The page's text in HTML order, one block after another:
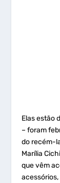
Elas estão
– foram
do recém-
Marília
que vêm